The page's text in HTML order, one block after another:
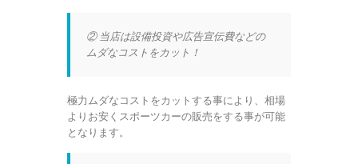
② 当店は設備投資や広告宣伝費などの
ムダなコストをカット！
極力ムダなコストをカットする事により、相場
よりお安くスポーツカーの販売をする事が可能
となります。